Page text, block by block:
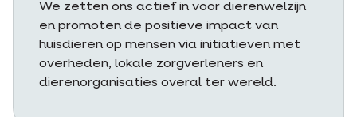
We zetten ons actief in voor dierenwelzijn
en promoten de positieve impact van
huisdieren op mensen via initiatieven met
overheden, lokale zorgverleners en
dierenorganisaties overal ter wereld.